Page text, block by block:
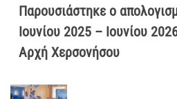
Παρουσιάστηκε ο
Ιουνίου 2025 – Ιουνίου
Αρχή Χερσονήσου